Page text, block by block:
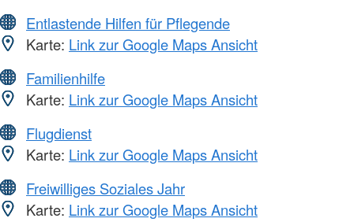
Entlastende Hilfen für Pflegende
Karte: Link zur Google Maps Ansicht
Familienhilfe
Karte: Link zur Google Maps Ansicht
Flugdienst
Karte: Link zur Google Maps Ansicht
Freiwilliges Soziales Jahr
Karte: Link zur Google Maps Ansicht